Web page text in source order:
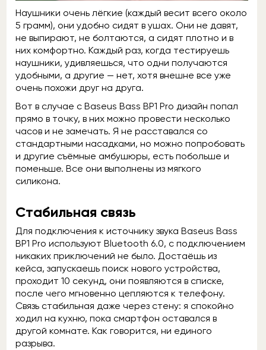
Наушники очень лёгкие (каждый весит всего около
5 грамм), они удобно сидят в ушах. Они не давят,
не выпирают, не болтаются, а сидят плотно и в
них комфортно. Каждый раз, когда тестируешь
наушники, удивляешься, что одни получаются
удобными, а другие — нет, хотя внешне все уже
очень похожи друг на друга.
Вот в случае с Baseus Bass BP1 Pro дизайн попал
прямо в точку, в них можно провести несколько
часов и не замечать. Я не расставался со
стандартными насадками, но можно попробовать
и другие съёмные амбушюры, есть побольше и
поменьше. Все они выполнены из мягкого
силикона.
Стабильная связь
Для подключения к источнику звука Baseus Bass
BP1 Pro используют Bluetooth 6.0, с подключением
никаких приключений не было. Достаёшь из
кейса, запускаешь поиск нового устройства,
проходит 10 секунд, они появляются в списке,
после чего мгновенно цепляются к телефону.
Связь стабильная даже через стену: я спокойно
ходил на кухню, пока смартфон оставался в
другой комнате. Как говорится, ни единого
разрыва.